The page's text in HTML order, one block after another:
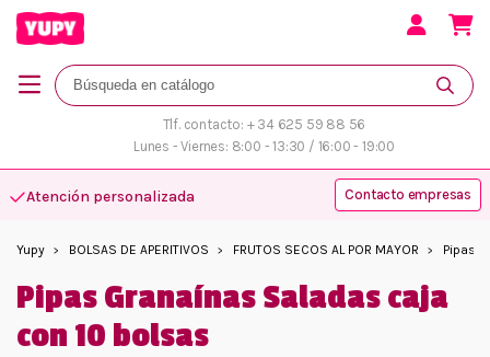
Tlf. contacto: + 34 625 59 88 56
Lunes - Viernes: 8:00 - 13:30 / 16:00 - 19:00
Atención personalizada Contacto empresas
Yupy BOLSAS DE APERITIVOS FRUTOS SECOS AL POR MAYOR Pipas
Pipas Granaínas Saladas caja
con 10 bolsas